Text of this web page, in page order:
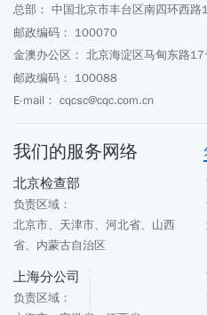
总部： 中国北京市丰台区南四环西
邮政编码： 100070
金澳办公区： 北京海淀区马甸东路
邮政编码： 100088
E-mail： cqcsc@cqc.com.cn
我们的服务网络
北京检查部
负责区域：
北京市、天津市、河北省、山西
省、内蒙古自治区
上海分公司
负责区域：